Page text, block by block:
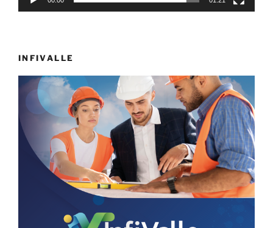
INFIVALLE